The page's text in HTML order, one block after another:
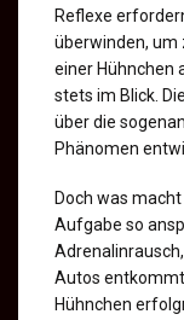
Reflexe
überwinden, um
einer Hühnchen
stets im Blick.
über die
Phänomen
Doch was
Aufgabe so
Autos
Hühnchen